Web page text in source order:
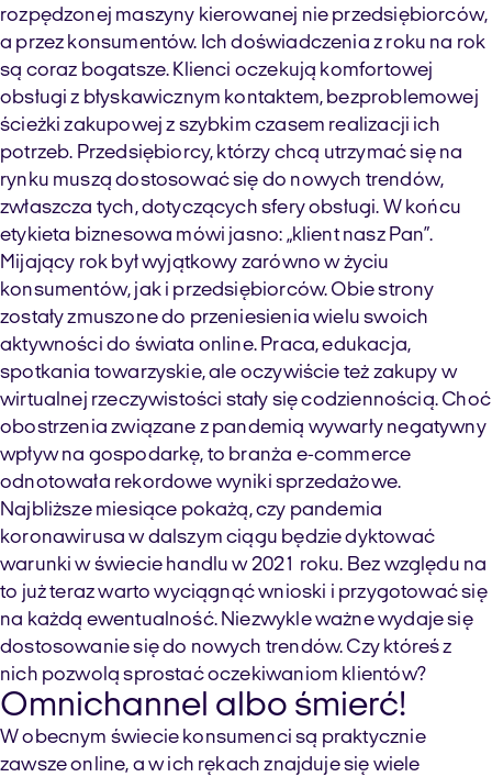
rozpędzonej maszyny kierowanej nie przedsiębiorców,
a przez konsumentów. Ich doświadczenia z roku na rok
są coraz bogatsze. Klienci oczekują komfortowej
obsługi z błyskawicznym kontaktem, bezproblemowej
ścieżki zakupowej z szybkim czasem realizacji ich
potrzeb. Przedsiębiorcy, którzy chcą utrzymać się na
rynku muszą dostosować się do nowych trendów,
zwłaszcza tych, dotyczących sfery obsługi. W końcu
etykieta biznesowa mówi jasno: „klient nasz Pan”.
Mijający rok był wyjątkowy zarówno w życiu
konsumentów, jak i przedsiębiorców. Obie strony
zostały zmuszone do przeniesienia wielu swoich
aktywności do świata online. Praca, edukacja,
spotkania towarzyskie, ale oczywiście też zakupy w
wirtualnej rzeczywistości stały się codziennością. Choć
obostrzenia związane z pandemią wywarły negatywny
wpływ na gospodarkę, to branża e-commerce
odnotowała rekordowe wyniki sprzedażowe.
Najbliższe miesiące pokażą, czy pandemia
koronawirusa w dalszym ciągu będzie dyktować
warunki w świecie handlu w 2021 roku. Bez względu na
to już teraz warto wyciągnąć wnioski i przygotować się
na każdą ewentualność. Niezwykle ważne wydaje się
dostosowanie się do nowych trendów. Czy któreś z
nich pozwolą sprostać oczekiwaniom klientów?
Omnichannel albo śmierć!
W obecnym świecie konsumenci są praktycznie
zawsze online, a w ich rękach znajduje się wiele